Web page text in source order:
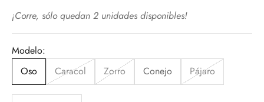
¡Corre, sólo quedan 2 unidades disponibles!
Modelo:
Oso
Caracol Zorro Conejo Pájaro